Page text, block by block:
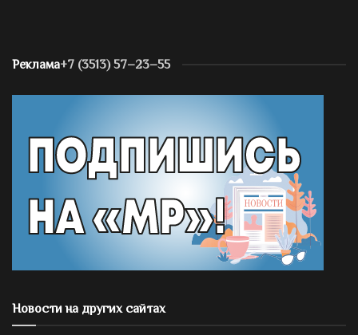
Реклама+7 (3513) 57–23–55
Новости на других сайтах